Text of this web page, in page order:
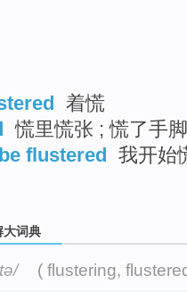
着慌
慌里慌张 ; 慌了手脚
flustered 我开始
大词典
( flustering,